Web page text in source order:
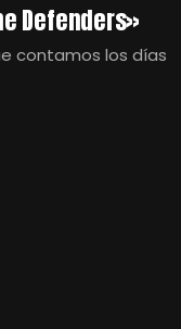
Defenders»
contamos los días